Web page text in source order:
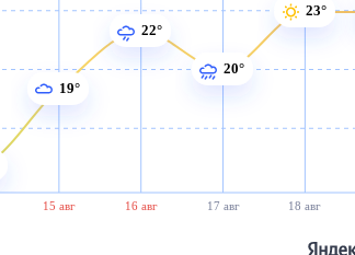
15 авг 16 авг 17 авг 18 авг
19°
22°
20°
23°